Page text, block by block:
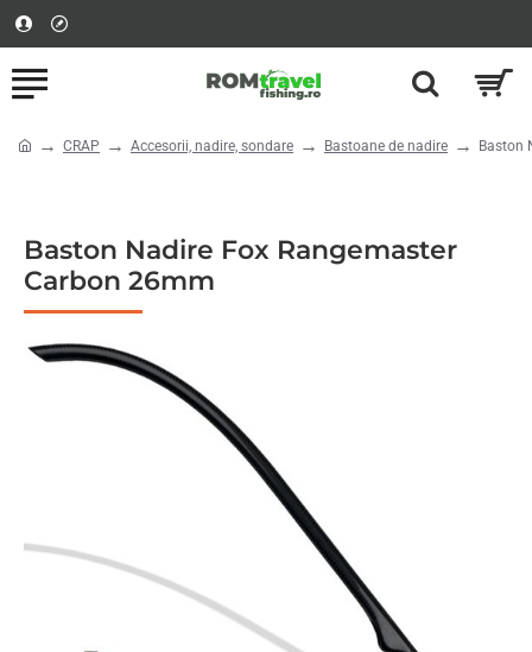
Baston Nadire Fox Rangemaster
Carbon 26mm
CRAP Accesorii, nadire, sondare Bastoane de nadire Baston